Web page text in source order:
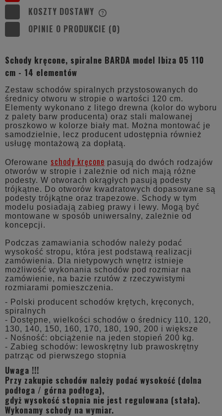
KOSZTY DOSTAWY
KOSZTÓW PŁATNOŚCI
OPINIE O PRODUKCIE (0)
Schody kręcone, spiralne BARDA model Ibiza 05 110
cm - 14 elementów
Zestaw schodów spiralnych przystosowanych do
średnicy otworu w stropie o wartości 120 cm.
Elementy wykonano z litego drewna (kolor do wyboru
z palety barw producenta) oraz stali malowanej
proszkowo w kolorze biały mat. Można montować je
samodzielnie, lecz producent udostępnia również
usługę montażową za dopłatą.
Oferowane schody kręcone pasują do dwóch rodzajów
otworów w stropie i zależnie od nich mają różne
podesty. W otworach okrągłych pasują podesty
trójkątne. Do otworów kwadratowych dopasowane są
podesty trójkątne oraz trapezowe. Schody w tym
modelu posiadają zabieg prawy i lewy. Mogą być
montowane w sposób uniwersalny, zależnie od
koncepcji.
Podczas zamawiania schodów należy podać
wysokość stropu, która jest podstawą realizacji
zamówienia. Dla nietypowych wnętrz istnieje
możliwość wykonania schodów pod rozmiar na
zamówienie, na bazie rzutów z rzeczywistymi
rozmiarami pomieszczenia.
- Polski producent schodów krętych, kręconych,
spiralnych
- Dostępne, wielkości schodów o średnicy 110, 120,
130, 140, 150, 160, 170, 180, 190, 200 i większe
- Nośność: obciążenie na jeden stopień 200 kg.
- Zabieg schodów: lewoskrętny lub prawoskrętny
patrząc od pierwszego stopnia
Uwaga !!!
Przy zakupie schodów należy podać wysokość (dolna
podłoga / górna podłoga),
gdyż wysokość stopnia nie jest regulowana (stała).
Wykonamy schody na wymiar.